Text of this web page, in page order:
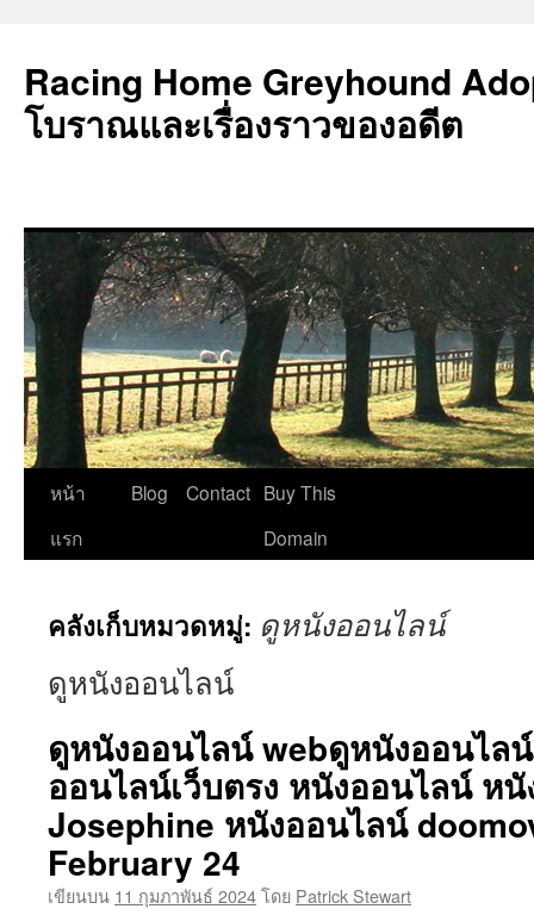
Racing Home Greyhound
โบราณและเรื่องราวของอดีต
ข้าม
ไป
เนื้อหา
หน้า
แรก
Blog Contact Buy This
Domain
คลังเก็บหมวดหมู่: ดูหนังออนไลน์
ดูหนังออนไลน์
ดูหนังออนไลน์ webดูหนังออนไล
ออนไลน์เว็บตรง หนังออนไลน์ ห
Josephine หนังออนไลน์
February 24
เขียนบน 11 กุมภาพันธ์ 2024โดย Patrick Stewart